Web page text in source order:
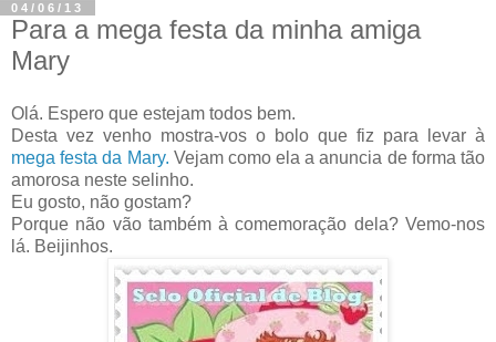
04/06/13
Para a mega festa da minha amiga
Mary
Olá. Espero que estejam todos bem.
Desta vez venho mostra-vos o bolo que fiz para levar à
mega festa da Mary. Vejam como ela a anuncia de forma tão
amorosa neste selinho.
Eu gosto, não gostam?
Porque não vão também à comemoração dela? Vemo-nos
lá. Beijinhos.